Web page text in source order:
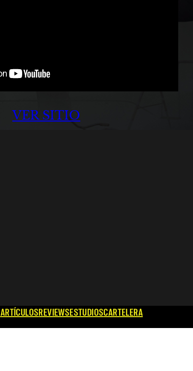
VER SITIO
ARTÍCULOSREVIEWSESTUDIOSCARTELERA